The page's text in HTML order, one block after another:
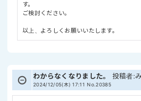
す。
ご検討ください。
以上、よろしくお願いいたします。
わからなくなりました。 投稿者:
2024/12/05(木) 17:11 No.20385